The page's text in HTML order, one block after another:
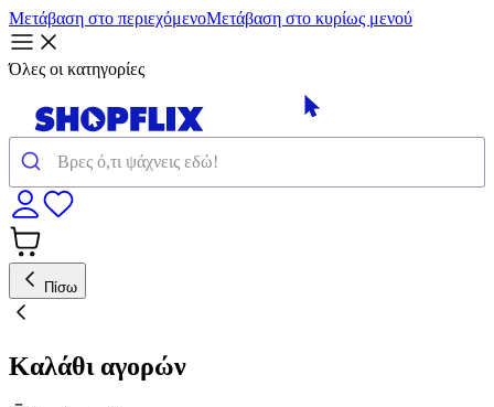
Μετάβαση στο περιεχόμενοΜετάβαση στο κυρίως μενού
Όλες οι κατηγορίες
Πίσω
Καλάθι αγορών